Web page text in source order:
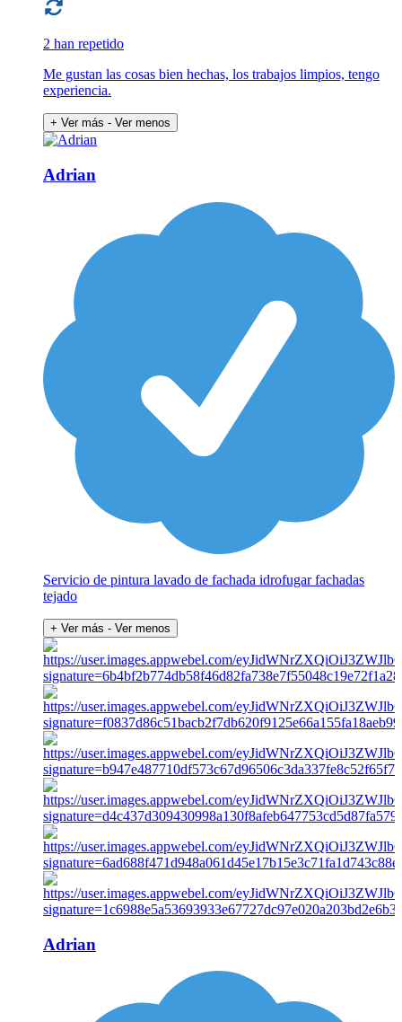
2 han repetido
Me gustan las cosas bien hechas, los trabajos limpios, tengo
experiencia.
+ Ver más - Ver menos
Adrian
Servicio de pintura lavado de fachada idrofugar fachadas
tejado
+ Ver más - Ver menos
Adrian